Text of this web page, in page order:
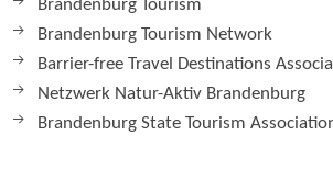
Brandenburg Tourism
Brandenburg Tourism Network
Barrier-free Travel Destinations
Netzwerk Natur-Aktiv Brandenburg
Brandenburg State Tourism